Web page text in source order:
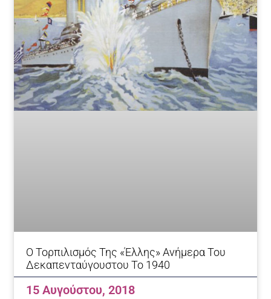
Ο Τορπιλισμός Της «Έλλης» Ανήμερα Του
Δεκαπενταύγουστου Το 1940
15 Αυγούστου, 2018